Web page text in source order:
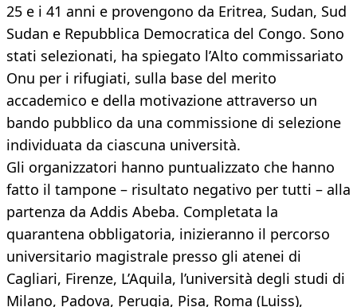
25 e i 41 anni e provengono da Eritrea, Sudan, Sud
Sudan e Repubblica Democratica del Congo. Sono
stati selezionati, ha spiegato l’Alto commissariato
Onu per i rifugiati, sulla base del merito
accademico e della motivazione attraverso un
bando pubblico da una commissione di selezione
individuata da ciascuna università.
Gli organizzatori hanno puntualizzato che hanno
fatto il tampone – risultato negativo per tutti – alla
partenza da Addis Abeba. Completata la
quarantena obbligatoria, inizieranno il percorso
universitario magistrale presso gli atenei di
Cagliari, Firenze, L’Aquila, l’università degli studi di
Milano, Padova, Perugia, Pisa, Roma (Luiss),